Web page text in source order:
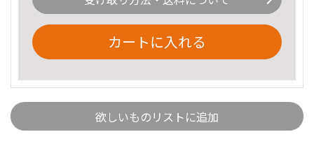
カートに入れる
欲しいものリストに追加